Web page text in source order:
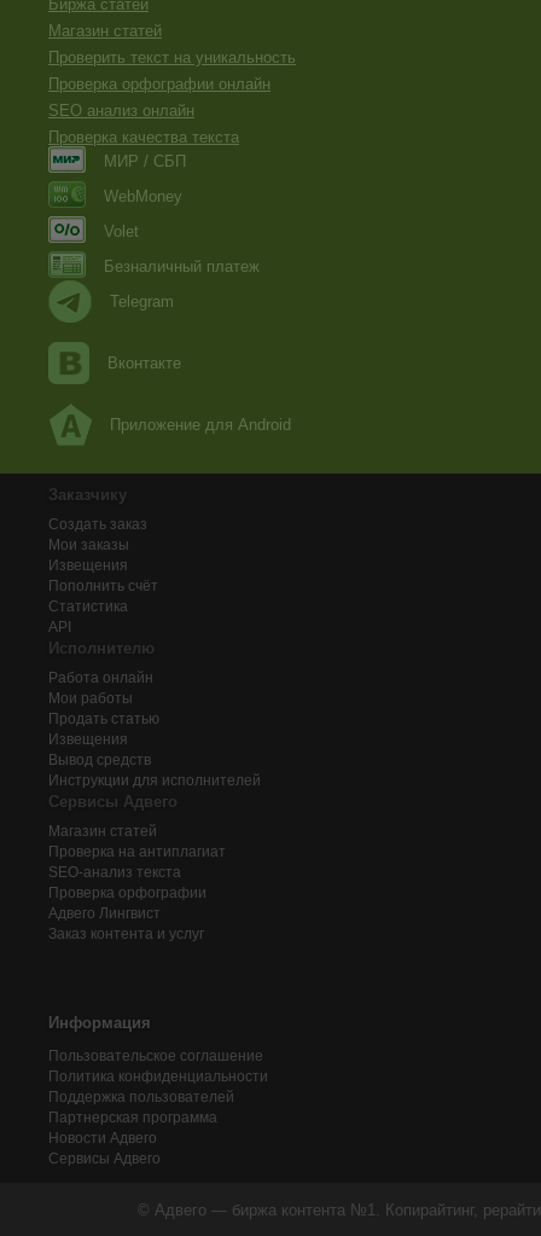
Биржа статей
Магазин статей
Проверить текст на уникальность
Проверка орфографии онлайн
SEO анализ онлайн
Проверка качества текста
МИР / СБП
WebMoney
Volet
Безналичный платеж
Telegram
Вконтакте
Приложение для Android
Заказчику
Создать заказ
Мои заказы
Извещения
Пополнить счёт
Статистика
API
Исполнителю
Работа онлайн
Мои работы
Продать статью
Извещения
Вывод средств
Инструкции для исполнителей
Сервисы Адвего
Магазин статей
Проверка на антиплагиат
SEO-анализ текста
Проверка орфографии
Адвего Лингвист
Заказ контента и услуг
Информация
Пользовательское соглашение
Политика конфиденциальности
Поддержка пользователей
Партнерская программа
Новости Адвего
Сервисы Адвего
© Адвего — биржа контента №1. Копирайтинг,